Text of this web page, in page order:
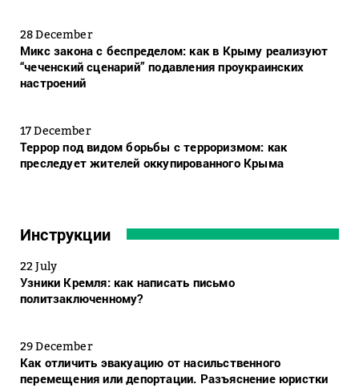
28 December
Микс закона с беспределом: как в Крыму реализуют
“чеченский сценарий” подавления проукраинских
настроений
17 December
Террор под видом борьбы с терроризмом: как
преследует жителей оккупированного Крыма
Инструкции
22 July
Узники Кремля: как написать письмо
политзаключенному?
29 December
Как отличить эвакуацию от насильственного
перемещения или депортации. Разъяснение юристки